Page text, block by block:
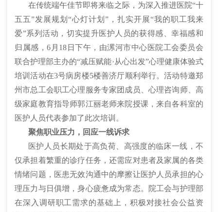
在传统端午佳节即将来临之际，为深入推进医院“十
五五”发展规划“心灯计划”，扎实开展“我的职工我来
爱”系列活动，切实提升医护人员的获得感、幸福感和
归属感，6月18日下午，由漯河市中心医院工会委员会
联合护理部主办的“减压赋能·从心出发”心理健康体验式
培训活动在3号病房楼5楼善济厅顺利举行。活动特邀郑
州市总工会职工心理服务专家团成员、心理咨询师、高
级家庭教育指导师郭江丽老师来院授课，来自各科室的
医护人员代表参加了此次培训。
聚焦职业压力，回应一线诉求
医护人员长期处于高负荷、高强度的临床一线，不
仅承担着繁重的诊疗任务，还需应对患者及家属的各类
情绪问题，医患无效沟通中的摩擦让医护人员承担的心
理压力与日俱增，身心疲惫成为常态。院工会与护理部
在深入调研职工需求的基础上，积极对接社会公益资